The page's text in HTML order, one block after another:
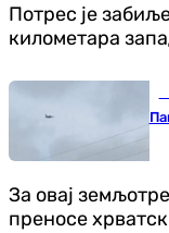
Потрес је
километара
За овај
преносе